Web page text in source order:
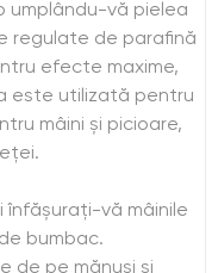
umplându-vă pielea
regulate de parafină
efecte maxime,
este utilizată pentru
mâini și picioare,
înfășurați-vă mâinile
bumbac.
de pe mănuși și